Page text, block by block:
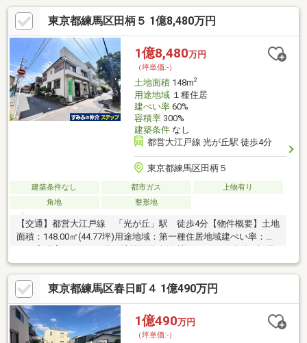
０平米（約３３．２７坪） ○ 建築条件無し土地 ○ お好み
のハウスメーカーや工務店にて建築可能 ○ 建ぺい率８０％・容
積率３００％ ○ 学校など生活利便施設が徒歩圏内に揃い、子育
て世代にも おすすめです。 ■ ご希望の住まい探しをお手伝い
します ━━━━━・・・物件の詳細・ご相談はお気軽にお問い合
わせください。
東京都練馬区田柄５ 1億8,480万円
1億8,480万円
（坪単価:-）
土地面積148m2
用途地域１種住居
建ぺい率60%
容積率300%
建築条件なし
都営大江戸線 光が丘駅 徒歩4分
東京都練馬区田柄５
建築条件なし 都市ガス
上物有り
角地
整形地
【交通】都営大江戸線 「光が丘」駅 徒歩4分【物件概要】土地
面積：148.00㎡(44.77坪)用途地域：第一種住居地域建ぺい率：
60％容積率 ：300％整形地前面道路(角地) ■西側：公道 幅員
約20.0m 接道：約8.4m ■北側：公道 幅員約4.0m 接道：約
15.4m建築条件付き土地ではありません。お好きなハウスメーカ
ー、工務店で建築可能です！
東京都練馬区春日町４ 1億490万円
1億490万円
（坪単価:-）